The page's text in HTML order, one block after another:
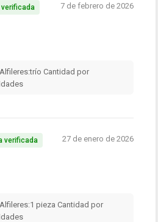
verificada 7 de febrero de 2026
Cantidad por
verificada 27 de enero de 2026
pieza Cantidad por